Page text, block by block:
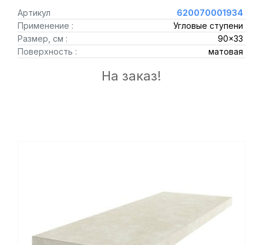
Артикул
620070001934
Применение :
Угловые ступени
Размер, см :
90x33
Поверхность :
матовая
На заказ!